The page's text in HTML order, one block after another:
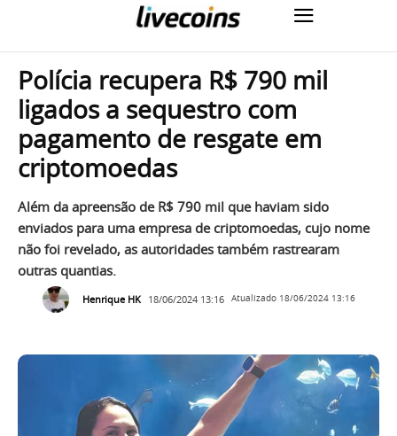
Polícia recupera R$ 790 mil
ligados a sequestro com
pagamento de resgate em
criptomoedas
Além da apreensão de R$ 790 mil que haviam sido
enviados para uma empresa de criptomoedas, cujo nome
não foi revelado, as autoridades também rastrearam
outras quantias.
Henrique HK 18/06/2024 13:16 Atualizado 18/06/2024 13:16